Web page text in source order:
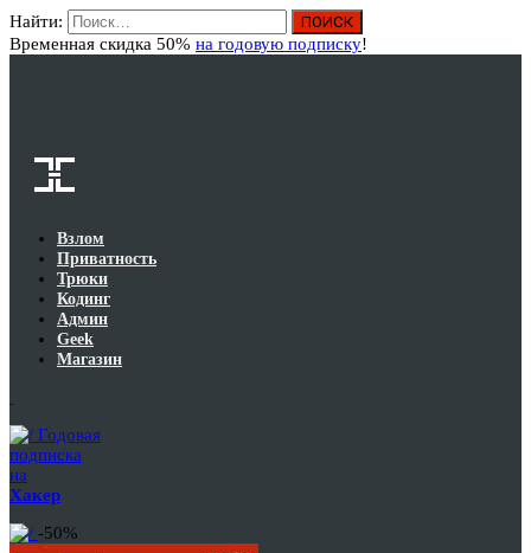
Найти:
Временная скидка 50% на годовую подписку!
Взлом
Приватность
Трюки
Кодинг
Админ
Geek
Магазин
Годовая
подписка
на
Хакер
-50%